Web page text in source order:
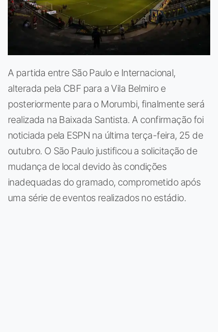
A partida entre São Paulo e Internacional,
alterada pela CBF para a Vila Belmiro e
posteriormente para o Morumbi, finalmente será
realizada na Baixada Santista. A confirmação foi
noticiada pela ESPN na última terça-feira, 25 de
outubro. O São Paulo justificou a solicitação de
mudança de local devido às condições
inadequadas do gramado, comprometido após
uma série de eventos realizados no estádio.